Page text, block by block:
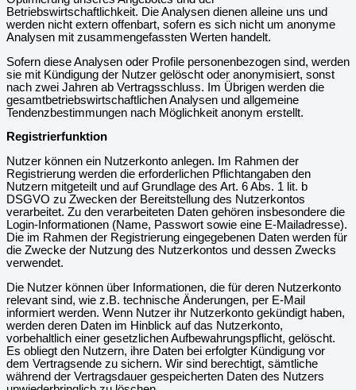
Betriebswirtschaftlichkeit. Die Analysen dienen alleine uns und
werden nicht extern offenbart, sofern es sich nicht um anonyme
Analysen mit zusammengefassten Werten handelt.
Sofern diese Analysen oder Profile personenbezogen sind, werden
sie mit Kündigung der Nutzer gelöscht oder anonymisiert, sonst
nach zwei Jahren ab Vertragsschluss. Im Übrigen werden die
gesamtbetriebswirtschaftlichen Analysen und allgemeine
Tendenzbestimmungen nach Möglichkeit anonym erstellt.
Registrierfunktion
Nutzer können ein Nutzerkonto anlegen. Im Rahmen der
Registrierung werden die erforderlichen Pflichtangaben den
Nutzern mitgeteilt und auf Grundlage des Art. 6 Abs. 1 lit. b
DSGVO zu Zwecken der Bereitstellung des Nutzerkontos
verarbeitet. Zu den verarbeiteten Daten gehören insbesondere die
Login-Informationen (Name, Passwort sowie eine E-Mailadresse).
Die im Rahmen der Registrierung eingegebenen Daten werden für
die Zwecke der Nutzung des Nutzerkontos und dessen Zwecks
verwendet.
Die Nutzer können über Informationen, die für deren Nutzerkonto
relevant sind, wie z.B. technische Änderungen, per E-Mail
informiert werden. Wenn Nutzer ihr Nutzerkonto gekündigt haben,
werden deren Daten im Hinblick auf das Nutzerkonto,
vorbehaltlich einer gesetzlichen Aufbewahrungspflicht, gelöscht.
Es obliegt den Nutzern, ihre Daten bei erfolgter Kündigung vor
dem Vertragsende zu sichern. Wir sind berechtigt, sämtliche
während der Vertragsdauer gespeicherten Daten des Nutzers